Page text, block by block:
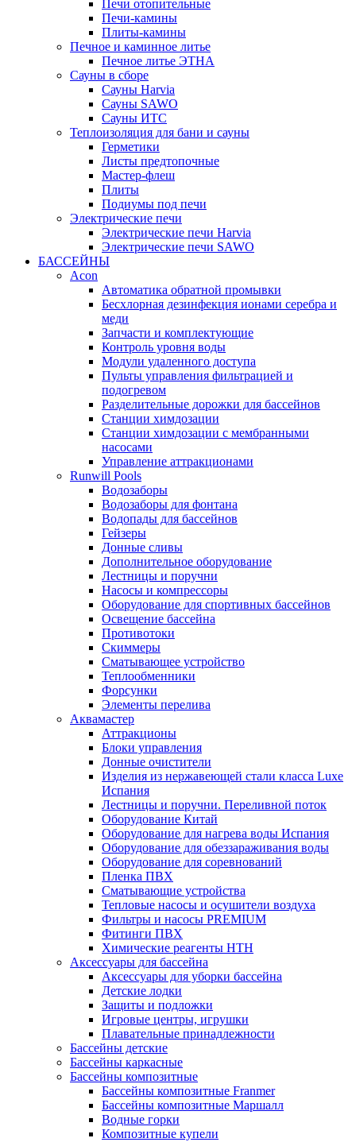
Печи отопительные
Печи-камины
Плиты-камины
Печное и каминное литье
Печное литье ЭТНА
Сауны в сборе
Cауны Harvia
Сауны SAWO
Сауны ИТС
Теплоизоляция для бани и сауны
Герметики
Листы предтопочные
Мастер-флеш
Плиты
Подиумы под печи
Электрические печи
Электрические печи Harvia
Электрические печи SAWO
БАССЕЙНЫ
Acon
Автоматика обратной промывки
Беcхлорная дезинфекция ионами серебра и
меди
Запчасти и комплектующие
Контроль уровня воды
Модули удаленного доступа
Пульты управления фильтрацией и
подогревом
Разделительные дорожки для бассейнов
Станции химдозации
Станции химдозации с мембранными
насосами
Управление аттракционами
Runwill Pools
Водозаборы
Водозаборы для фонтана
Водопады для бассейнов
Гейзеры
Донные сливы
Дополнительное оборудование
Лестницы и поручни
Насосы и компрессоры
Оборудование для спортивных бассейнов
Освещение бассейна
Противотоки
Скиммеры
Сматывающее устройство
Теплообменники
Форсунки
Элементы перелива
Аквамастер
Аттракционы
Блоки управления
Донные очистители
Изделия из нержавеющей стали класса Luxe
Испания
Лестницы и поручни. Переливной поток
Оборудование Китай
Оборудование для нагрева воды Испания
Оборудование для обеззараживания воды
Оборудование для соревнований
Пленка ПВХ
Сматывающие устройства
Тепловые насосы и осушители воздуха
Фильтры и насосы PREMIUM
Фитинги ПВХ
Химические реагенты HTH
Аксессуары для бассейна
Аксессуары для уборки бассейна
Детские лодки
Защиты и подложки
Игровые центры, игрушки
Плавательные принадлежности
Бассейны детские
Бассейны каркасные
Бассейны композитные
Бассейны композитные Franmer
Бассейны композитные Маршалл
Водные горки
Композитные купели